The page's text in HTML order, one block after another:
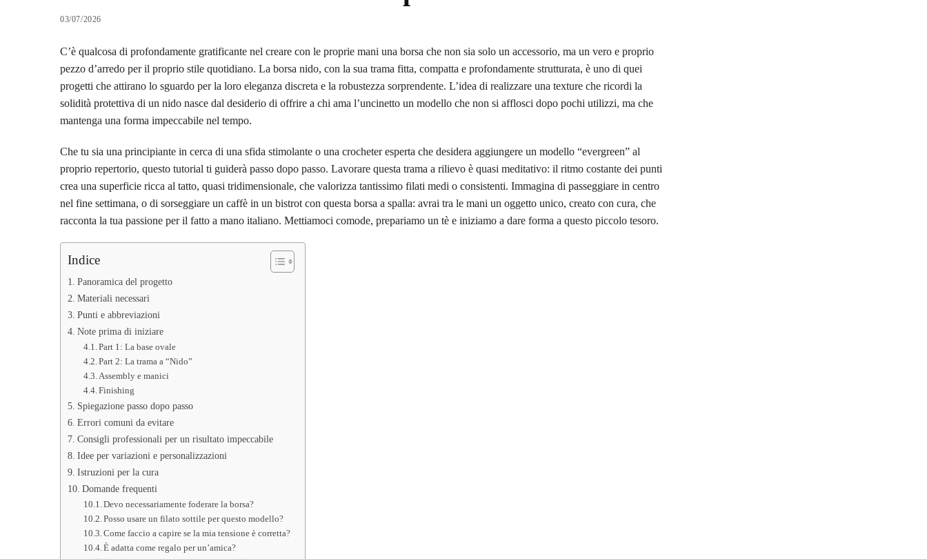
03/07/2026
C’è qualcosa di profondamente gratificante nel creare con le proprie mani una borsa che non sia solo un accessorio, ma un vero e proprio
pezzo d’arredo per il proprio stile quotidiano. La borsa nido, con la sua trama fitta, compatta e profondamente strutturata, è uno di quei
progetti che attirano lo sguardo per la loro eleganza discreta e la robustezza sorprendente. L’idea di realizzare una texture che ricordi la
solidità protettiva di un nido nasce dal desiderio di offrire a chi ama l’uncinetto un modello che non si afflosci dopo pochi utilizzi, ma che
mantenga una forma impeccabile nel tempo.
Che tu sia una principiante in cerca di una sfida stimolante o una crocheter esperta che desidera aggiungere un modello “evergreen” al
proprio repertorio, questo tutorial ti guiderà passo dopo passo. Lavorare questa trama a rilievo è quasi meditativo: il ritmo costante dei punti
crea una superficie ricca al tatto, quasi tridimensionale, che valorizza tantissimo filati medi o consistenti. Immagina di passeggiare in centro
nel fine settimana, o di sorseggiare un caffè in un bistrot con questa borsa a spalla: avrai tra le mani un oggetto unico, creato con cura, che
racconta la tua passione per il fatto a mano italiano. Mettiamoci comode, prepariamo un tè e iniziamo a dare forma a questo piccolo tesoro.
Indice
Panoramica del progetto
Materiali necessari
Punti e abbreviazioni
Note prima di iniziare
Part 1: La base ovale
Part 2: La trama a “Nido”
Assembly e manici
Finishing
Spiegazione passo dopo passo
Errori comuni da evitare
Consigli professionali per un risultato impeccabile
Idee per variazioni e personalizzazioni
Istruzioni per la cura
Domande frequenti
Devo necessariamente foderare la borsa?
Posso usare un filato sottile per questo modello?
Come faccio a capire se la mia tensione è corretta?
È adatta come regalo per un’amica?